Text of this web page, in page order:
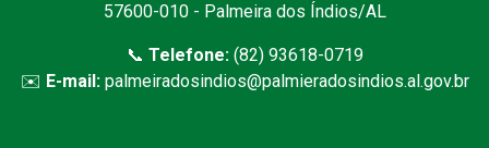
57600-010 - Palmeira dos Índios/AL
📞 Telefone:(82) 93618-0719
✉️ E-mail: palmeiradosindios@palmieradosindios.al.gov.br